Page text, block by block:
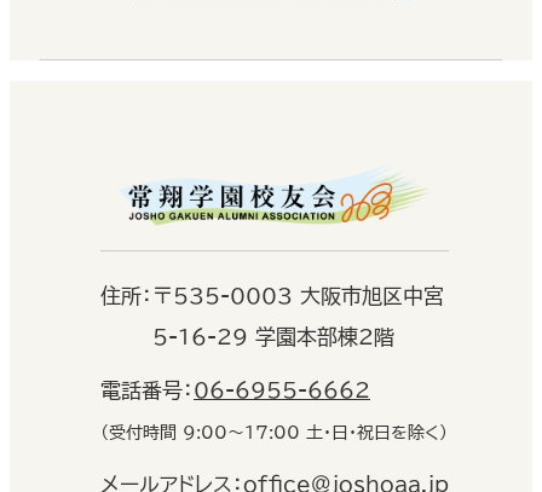
住所： 〒535-0003 大阪市旭区中宮
5-16-29 学園本部棟2階
電話番号： 06-6955-6662
（受付時間 9:00〜17:00 土・日・祝日を除く）
メールアドレス：office@joshoaa.jp